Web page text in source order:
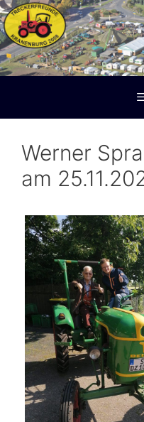
Zum
Inhalt
springen
Werner
am